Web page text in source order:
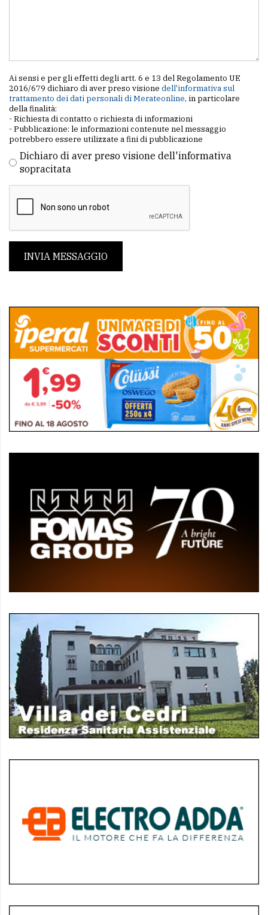
Ai sensi e per gli effetti degli artt. 6 e 13 del Regolamento UE
2016/679 dichiaro di aver preso visione dell'informativa sul
trattamento dei dati personali di Merateonline, in particolare
della finalità:
- Richiesta di contatto o richiesta di informazioni
- Pubblicazione: le informazioni contenute nel messaggio
potrebbero essere utilizzate a fini di pubblicazione
Dichiaro di aver preso visione dell'informativa
sopracitata
INVIA MESSAGGIO